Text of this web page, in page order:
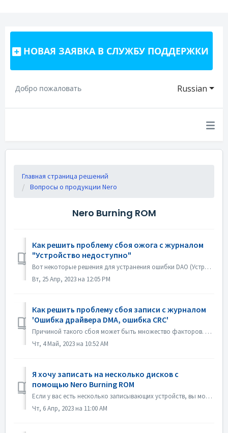
НОВАЯ ЗАЯВКА В СЛУЖБУ ПОДДЕРЖКИ
Russian
Добро пожаловать
Главная страница решений
Вопросы о продукции Nero
Nero Burning ROM
Как решить проблему сбоя ожога с журналом
"Устройство недоступно"
Вот некоторые решения для устранения ошибки DAO (Устройство недоступно). Обновление или откат прошивки драйвера В основном эта проблема возникает после об...
Вт, 25 Апр, 2023 на 12:05 PM
Как решить проблему сбоя записи с журналом
'Ошибка драйвера DMA, ошибка CRC'
Причиной такого сбоя может быть множество факторов. Пожалуйста, попробуйте следующие методы: 1. Отсоедините кабели передачи данных на устройстве прожига; 2...
Чт, 4 Май, 2023 на 10:52 AM
Я хочу записать на несколько дисков с
помощью Nero Burning ROM
Если у вас есть несколько записывающих устройств, вы можете отметить опцию "Использовать несколько записывающих устройств" на вкладке Burn перед з...
Чт, 6 Апр, 2023 на 11:00 AM